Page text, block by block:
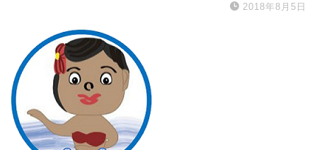
2018年8月5日